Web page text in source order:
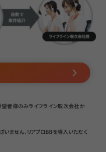
者様のみライフライン取次会社か
ません、リアプロBBを導入いただく